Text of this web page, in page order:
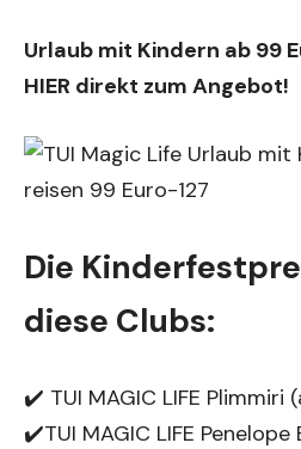
Urlaub mit Kindern ab 99
HIER direkt zum Angebot!
Die
diese Clubs:
✔️ TUI MAGIC LIFE Plimmiri
✔️TUI MAGIC LIFE